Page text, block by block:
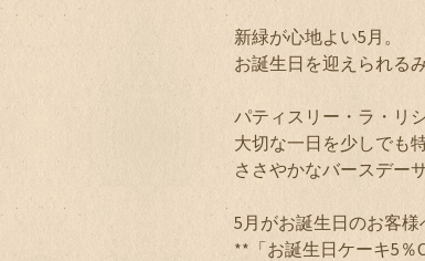
新緑が心地よい5月。
お誕生日を迎えられる
パティスリー・ラ・リ
大切な一日を少しでも
ささやかなバースデー
5月がお誕生日のお客
**「お誕生日ケーキ5％